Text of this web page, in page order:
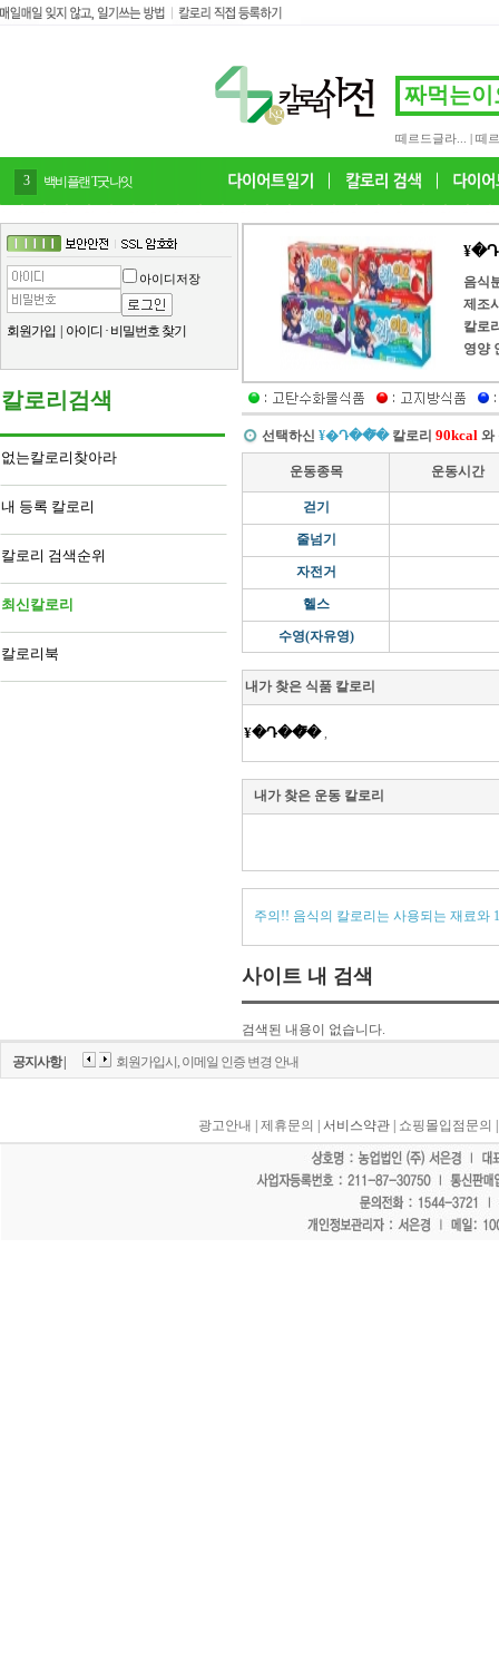
떼르드글라... 떼
3 백비플랜 T굿나잇
아이디저장
회원가입 아이디 · 비밀번호 찾기
칼로리검색
없는칼로리찾아라
내 등록 칼로리
칼로리 검색순위
최신칼로리
칼로리북
음식
제조
칼로
영양
선택하신 ¥�Դ��̿�칼로리 90kcal 와
운동종목 운동시간
걷기
줄넘기
자전거
헬스
수영(자유영)
내가 찾은 식품 칼로리
¥�Դ��̿�,
내가 찾은 운동 칼로리
주의!! 음식의 칼로리는 사용되는 재료와
사이트 내 검색
검색된 내용이 없습니다.
공지사항 | 회원가입시, 이메일 인증 변경 안내
광고안내 제휴문의 | 서비스약관 | 쇼핑몰입점문의
"홈페이지 모든 게시물에